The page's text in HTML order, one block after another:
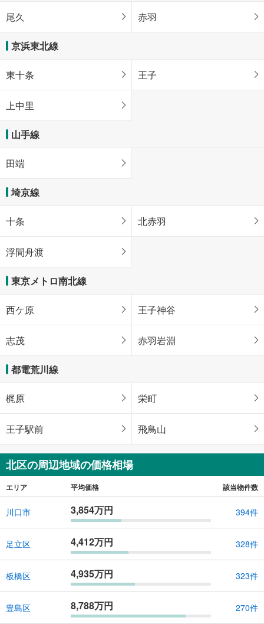
尾久 赤羽
京浜東北線
東十条 王子
上中里
山手線
田端
埼京線
十条 北赤羽
浮間舟渡
東京メトロ南北線
西ケ原 王子神谷
志茂 赤羽岩淵
都電荒川線
梶原 栄町
王子駅前 飛鳥山
北区の周辺地域の価格相場
エリア 平均価格 該当物件数
川口市 3,854万円 394件
足立区 4,412万円 328件
板橋区 4,935万円 323件
豊島区 8,788万円 270件